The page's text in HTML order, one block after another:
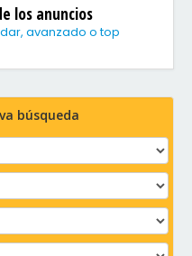
los anuncios
avanzado o top
búsqueda